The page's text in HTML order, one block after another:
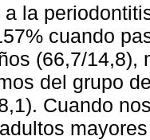
a la
cuando
(66,7/14,8),
del grupo
Cuando